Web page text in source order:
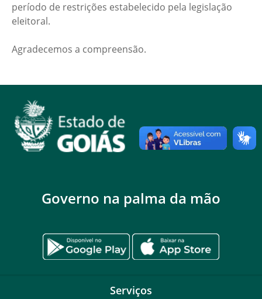
período de restrições estabelecido pela legislação
eleitoral.
Agradecemos a compreensão.
Governo na palma da mão
Serviços